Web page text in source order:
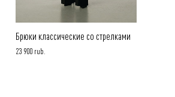
Брюки классические со стрелками
23 900 rub.